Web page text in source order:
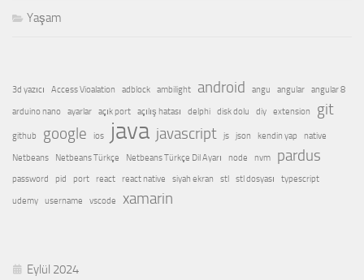
Yaşam
3d yazıcı Access Vioalation adblock ambilight android angu angular angular 8
arduino nano ayarlar açık port açılış hatası delphi disk dolu diy extension git
github google ios java javascript js json kendin yap native
Netbeans Netbeans Türkçe Netbeans Türkçe Dil Ayarı node nvm pardus
password pid port react react native siyah ekran stl stl dosyası typescript
udemy username vscode xamarin
Eylül 2024